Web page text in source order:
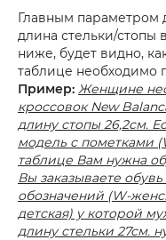
Главным параметром
длина стельки/стопы
ниже, будет видно,
таблице необходимо
Пример: Женщине
кроссовок New
длину стопы 26,2см.
модель с пометками
таблице Вам нужна
Вы заказываете
обозначений (W-
детская) у которой
длину стельки 27см.